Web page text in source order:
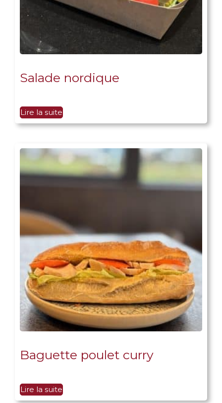
Salade nordique
Lire la suite
Baguette poulet curry
Lire la suite